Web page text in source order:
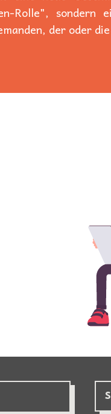
Rolle", sondern
der oder